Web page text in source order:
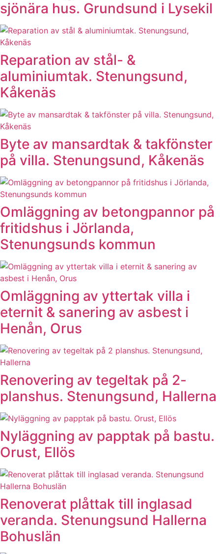
sjönära hus. Grundsund i Lysekil
Reparation av stål- &
aluminiumtak. Stenungsund,
Kåkenäs
Byte av mansardtak & takfönster
på villa. Stenungsund, Kåkenäs
Omläggning av betongpannor på
fritidshus i Jörlanda,
Stenungsunds kommun
Omläggning av yttertak villa i
eternit & sanering av asbest i
Henån, Orus
Renovering av tegeltak på 2-
planshus. Stenungsund, Hallerna
Nyläggning av papptak på bastu.
Orust, Ellös
Renoverat plåttak till inglasad
veranda. Stenungsund Hallerna
Bohuslän